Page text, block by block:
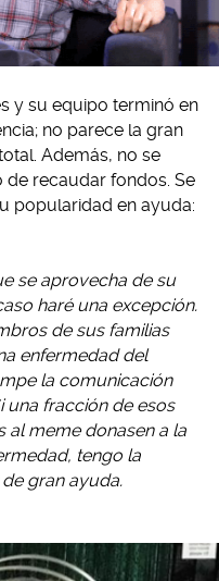
y su equipo terminó en
no parece la gran
Además, no se
de recaudar fondos. Se
popularidad en ayuda:
se aprovecha de su
haré una excepción.
de sus familias
enfermedad del
la comunicación
una fracción de esos
al meme donasen a la
tengo la
gran ayuda.